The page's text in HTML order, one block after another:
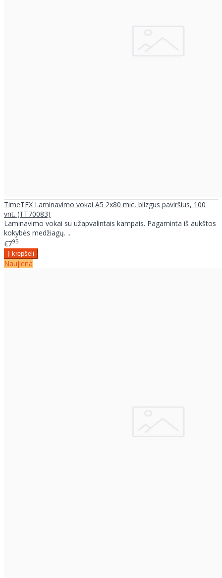
TimeTEX Laminavimo vokai A5 2x80 mic, blizgus paviršius, 100
vnt. (TT70083)
Laminavimo vokai su užapvalintais kampais. Pagaminta iš aukštos
kokybės medžiagų. ..
€795
Naujiena